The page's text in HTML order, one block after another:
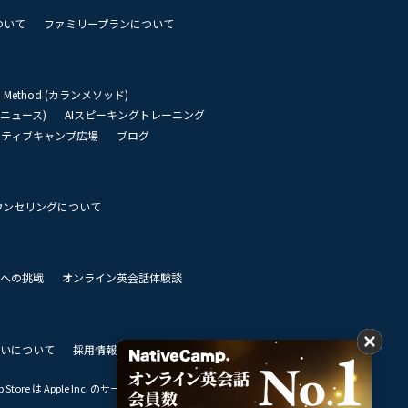
いて ファミリープランについて
Method (カランメソッド)
ュース)
AIスピーキングトレーニング
ィブキャンプ広場
ブログ
セリングについて
の挑戦 オンライン英会話体験談
について 採用情報 私達のビジョン
は Apple Inc. のサービスマークです。